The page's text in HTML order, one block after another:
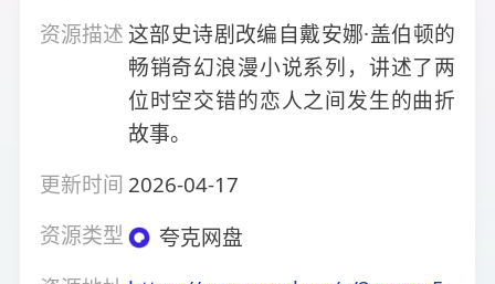
资源描述 这部史诗剧改编自戴安娜·盖伯顿的
畅销奇幻浪漫小说系列，讲述了两
位时空交错的恋人之间发生的曲折
故事。
更新时间 2026-04-17
资源类型
夸克网盘